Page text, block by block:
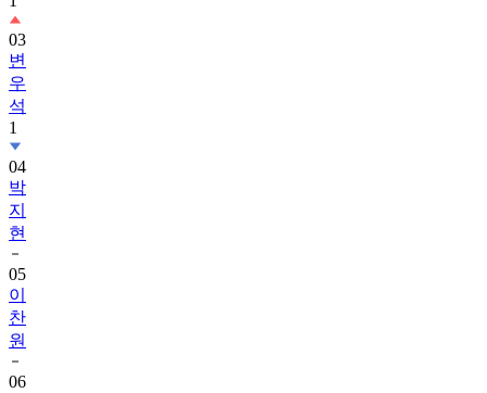
03
변
우
석
1
04
박
지
현
05
이
찬
원
06